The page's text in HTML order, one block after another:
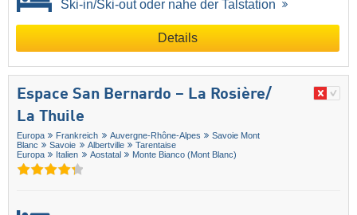
Ski-in/Ski-out oder nahe der Talstation
Details
Espace San Bernardo – La Rosière/​
La Thuile
Europa Frankreich Auvergne-Rhône-Alpes
Savoie Mont
Blanc
Savoie Albertville
Tarentaise
Europa
Italien Aostatal Monte Bianco (Mont Blanc)